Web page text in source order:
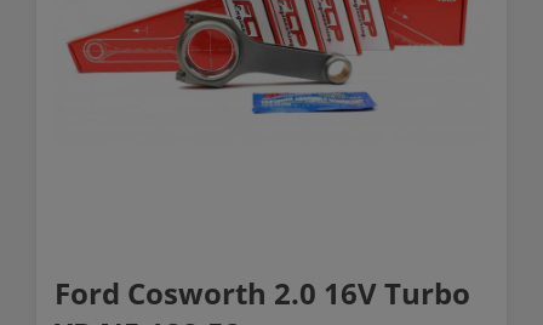
Ford Cosworth 2.0 16V Turbo